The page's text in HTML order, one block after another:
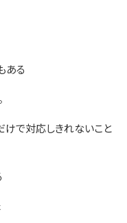
ある
けで対応しきれないこと